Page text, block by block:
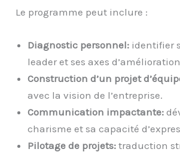
Le programme peut inclure :
Diagnostic personnel: identifier
leader et ses axes
Construction d’un projet
avec la vision de l’entreprise.
Communication impactante:
charisme et sa capacité
Pilotage de projets: traduction